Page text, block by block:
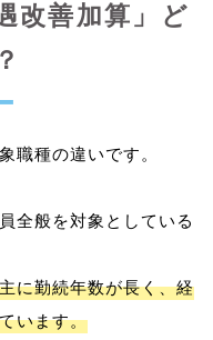
改善加算」ど
職種の違いです。
全般を対象としている
に勤続年数が長く、経
います。